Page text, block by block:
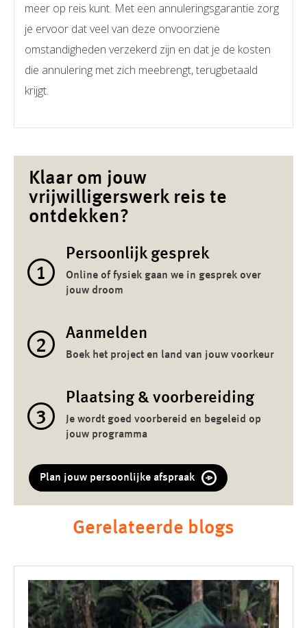
meer op reis kunt. Met een annuleringsgarantie zorg
je ervoor dat veel van deze onvoorziene
omstandigheden verzekerd zijn en dat je de kosten
die annulering met zich meebrengt, terugbetaald
krijgt.
Klaar om jouw
vrijwilligerswerk reis te
ontdekken?
1
Persoonlijk gesprek
Online of fysiek gaan we in gesprek over
jouw droom
2
Aanmelden
Boek het project en land van jouw voorkeur
3
Plaatsing & voorbereiding
Je wordt goed voorbereid en begeleid op
jouw programma
Plan jouw persoonlijke afspraak
Gerelateerde blogs